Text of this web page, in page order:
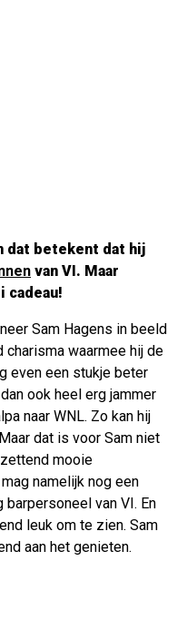
dat betekent dat hij
van VI. Maar
cadeau!
Sam Hagens in beeld
charisma waarmee hij de
even een stukje beter
ook heel erg jammer
naar WNL. Zo kan hij
dat is voor Sam niet
mooie
namelijk nog een
van VI. En
leuk om te zien. Sam
aan het genieten.